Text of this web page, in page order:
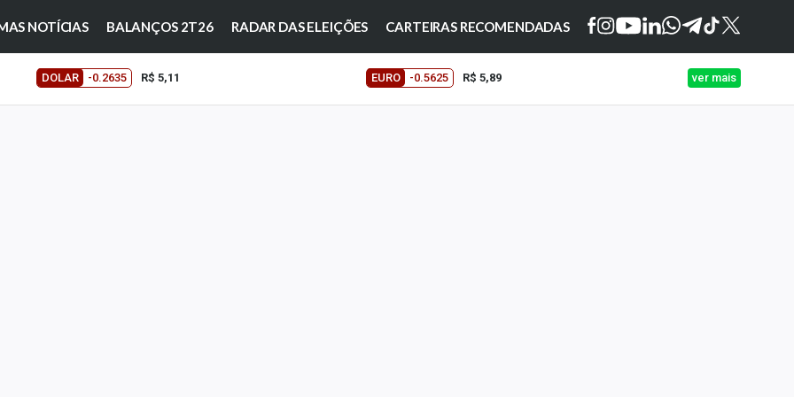
NOTÍCIAS BALANÇOS 2T26 RADAR DAS ELEIÇÕES CARTEIRAS RECOMENDADAS
DOLAR -0.2635 R$ 5,11 EURO -0.5625 R$ 5,89 ver mais